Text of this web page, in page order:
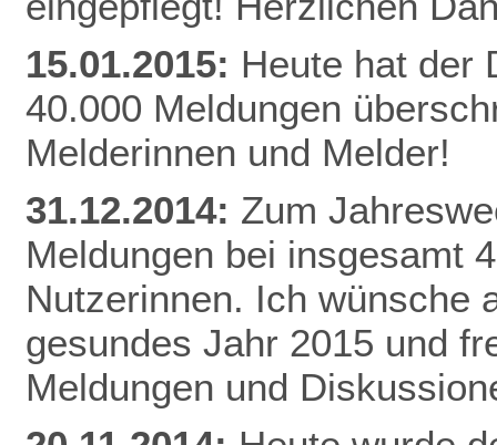
15.01.2015: Heute hat der
40.000 Meldungen
Melderinnen und Melder!
31.12.2014: Zum
Meldungen bei insgesamt
Nutzerinnen. Ich wünsche
gesundes Jahr 2015 und
Meldungen und